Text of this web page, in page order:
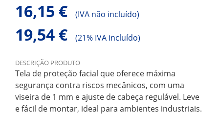
16,15 € (IVA não incluído)
19,54 € (21% IVA incluído)
DESCRIÇÃO PRODUTO
Tela de proteção facial que oferece máxima
segurança contra riscos mecânicos, com uma
viseira de 1 mm e ajuste de cabeça regulável. Leve
e fácil de montar, ideal para ambientes industriais.